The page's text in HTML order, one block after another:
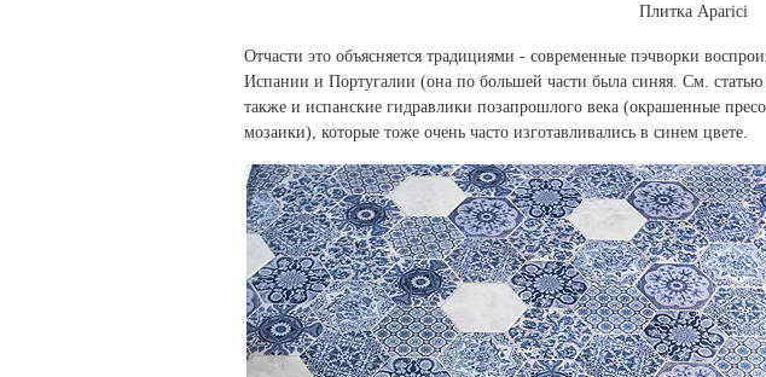
Плитка Aparici
Отчасти это объясняется традициями - современные пэчворки
Испании и Португалии (она по большей части была синяя. См. статью
также и испанские гидравлики позапрошлого века (окрашенные
мозаики), которые тоже очень часто изготавливались в синем цвете.